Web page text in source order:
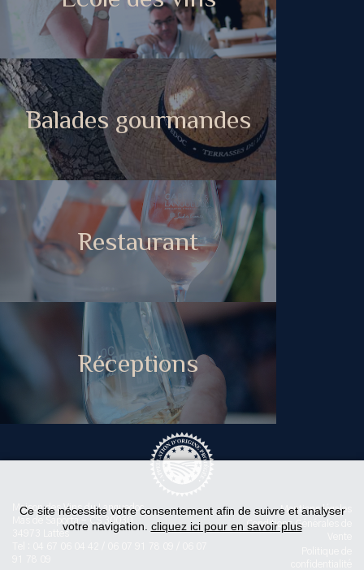
Balades gourmandes
Restaurant
Réceptions
Maison des Vins du Languedoc
Mas de Saporta - CS 30030
34973 Lattes
Mentions légales
Conditions Générales de
Ce site nécessite votre consentement afin de suivre et analyser
votre navigation. cliquez ici pour en savoir plus